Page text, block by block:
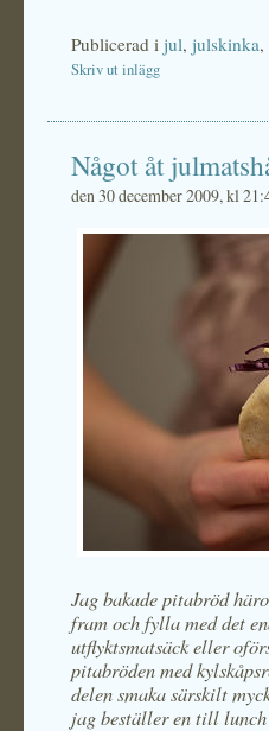
Publicerad i jul, julskinka,
Skriv ut inlägg
Något åt
den 30 december 2009, kl
Jag bakade pitabröd
fram och fylla med det
utflyktsmatsäck eller
pitabröden med
delen smaka särskilt
jag beställer en till